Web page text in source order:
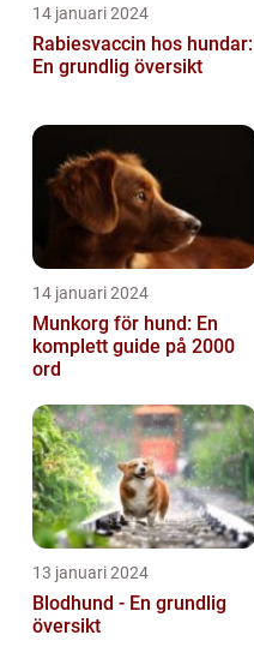
14 januari 2024
Rabiesvaccin hos hundar:
En grundlig översikt
14 januari 2024
Munkorg för hund: En
komplett guide på 2000
ord
13 januari 2024
Blodhund - En grundlig
översikt